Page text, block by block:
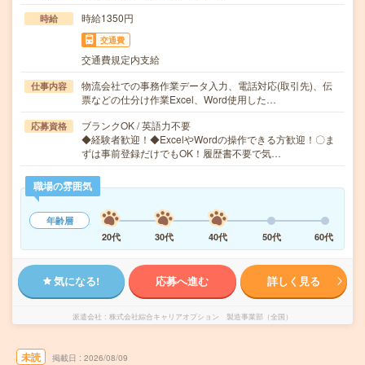
時給 時給1350円
交通費
交通費規定内支給
仕事内容
物流会社での事務作業データ入力、電話対応(取引先)、伝
票などの仕分け作業Excel、Word使用した…
応募資格
ブランクOK / 英語力不要
◆経験者歓迎！◆ExcelやWordの操作できる方歓迎！〇ま
ずは事前登録だけでもOK！履歴書不要で気…
職場の雰囲気
年齢層
20代
30代 40代 50代 60代
気になる! 応募へ進む 詳しく見る
派遣会社 株式会社綜合キャリアオプション 製造事業部（全国）
未読 掲載日 2026/08/09